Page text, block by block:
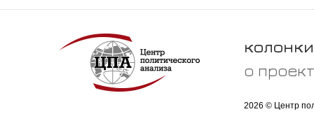
колонки
о
2026 © Центр